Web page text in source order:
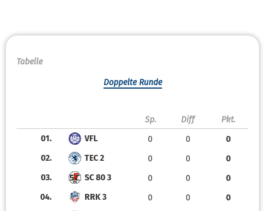
Tabelle
Doppelte Runde
Sp. Diff
Pkt.
01.
VFL 0 0
0
02.
TEC 2 0 0
0
03.
SC 80 3 0 0
0
04.
RRK 3 0 0
0